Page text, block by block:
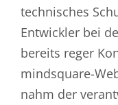
technisches
Entwickler bei
bereits reger
mindsquare-
nahm der